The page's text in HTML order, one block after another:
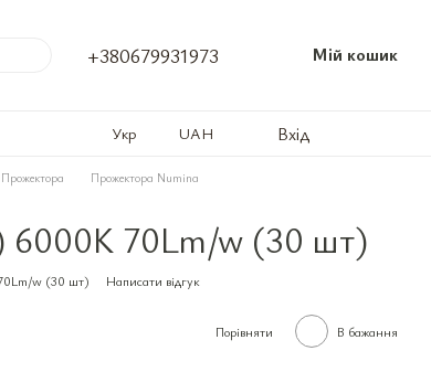
+380679931973 Мій кошик
Укр UAH Вхід
Прожектора
Прожектора Numina
6000K 70Lm/w (30 шт)
w (30 шт) Написати відгук
Порівняти В бажання